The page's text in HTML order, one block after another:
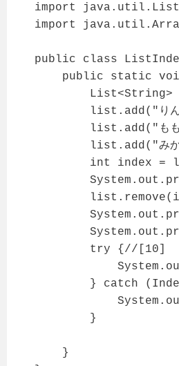
import
import
public class
public static
List<String>
list.add("り
list.add("も
list.add("み
int index =
        try {//[10]
} catch
        }
    }